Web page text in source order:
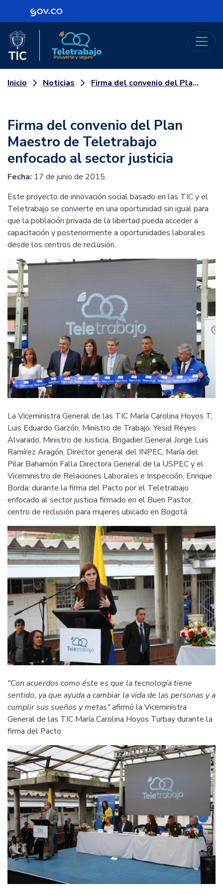
Logo Gobierno de Colombia
Logo del Ministerio TIC
Inicio Noticias Firma del convenio del Plan Maestro de Teletrabajo enfocado al sector justicia
Firma del convenio del Plan
Maestro de Teletrabajo
enfocado al sector justicia
Fecha: 17 de junio de 2015.
Este proyecto de innovación social basado en las TIC y el
Teletrabajo se convierte en una oportunidad sin igual para
que la población privada de la libertad pueda acceder a
capacitación y posteriormente a oportunidades laborales
desde los centros de reclusión.
La Viceministra General de las TIC María Carolina Hoyos T;
Luis Eduardo Garzón, Ministro de Trabajo, Yesid Reyes
Alvarado, Ministro de Justicia, Brigadier General Jorge Luis
Ramírez Aragón, Director general del INPEC, María del
Pilar Bahamón Falla Directora General de la USPEC y el
Viceministro de Relaciones Laborales e Inspección, Enrique
Borda; durante la firma del Pacto por el Teletrabajo
enfocado al sector justicia firmado en el Buen Pastor,
centro de reclusión para mujeres ubicado en Bogotá.
"Con acuerdos como éste es que la tecnología tiene
sentido, ya que ayuda a cambiar la vida de las personas y a
cumplir sus sueños y metas"afirmó la Viceministra
General de las TIC María Carolina Hoyos Turbay durante la
firma del Pacto.